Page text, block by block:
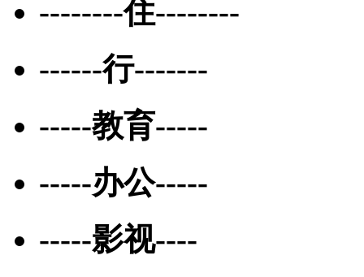
--------住--------
------行-------
-----教育-----
-----办公-----
-----影视----